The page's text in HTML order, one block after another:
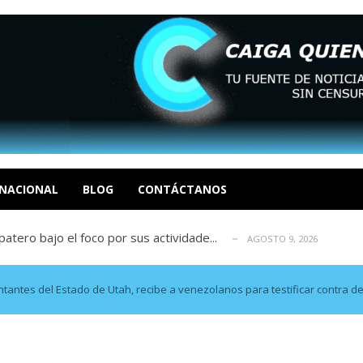
BLOG CONTÁCTANOS
en Venezuela tras finalizar su mis... AGOSTO 9, 2026
fondos para afectados por los terr... AGOSTO 9, 2026
deja un policía muerto AGOSTO 9, 2026
bajo el foco por sus actividade...
las secuelas que deja la prisión ... AGOSTO 9, 2026
en Venezuela tras finalizar su mis... AGOSTO 9, 2026
fondos para afectados por los terr... AGOSTO 9, 2026
deja un policía muerto AGOSTO 9, 2026
bajo el foco por sus actividade...
del Estado de Utah, recibe a venezolanos para testificar contra